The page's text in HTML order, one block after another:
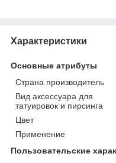
Характеристики
Основные атрибуты
Страна производитель
Вид аксессуара для
татуировок и пирсинга
Цвет
Применение
Пользовательские